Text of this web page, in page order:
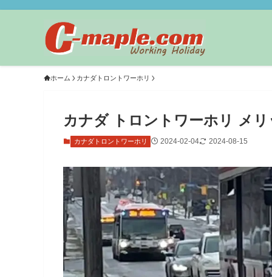
ホーム カナダトロントワーホリ
カナダ トロントワーホリ メ
カナダトロントワーホリ 2024-02-04 2024-08-15